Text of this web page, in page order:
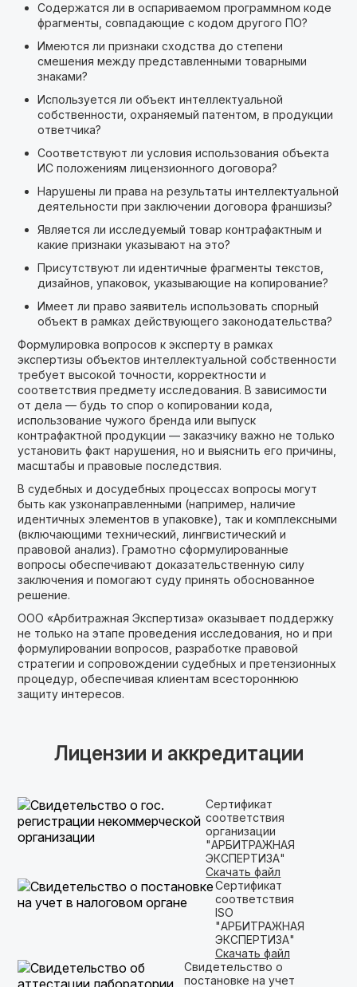
Содержатся ли в оспариваемом программном коде
фрагменты, совпадающие с кодом другого ПО?
Имеются ли признаки сходства до степени
смешения между представленными товарными
знаками?
Используется ли объект интеллектуальной
собственности, охраняемый патентом, в продукции
ответчика?
Соответствуют ли условия использования объекта
ИС положениям лицензионного договора?
Нарушены ли права на результаты интеллектуальной
деятельности при заключении договора франшизы?
Является ли исследуемый товар контрафактным и
какие признаки указывают на это?
Присутствуют ли идентичные фрагменты текстов,
дизайнов, упаковок, указывающие на копирование?
Имеет ли право заявитель использовать спорный
объект в рамках действующего законодательства?
Формулировка вопросов к эксперту в рамках
экспертизы объектов интеллектуальной собственности
требует высокой точности, корректности и
соответствия предмету исследования. В зависимости
от дела — будь то спор о копировании кода,
использование чужого бренда или выпуск
контрафактной продукции — заказчику важно не только
установить факт нарушения, но и выяснить его причины,
масштабы и правовые последствия.
В судебных и досудебных процессах вопросы могут
быть как узконаправленными (например, наличие
идентичных элементов в упаковке), так и комплексными
(включающими технический, лингвистический и
правовой анализ). Грамотно сформулированные
вопросы обеспечивают доказательственную силу
заключения и помогают суду принять обоснованное
решение.
ООО «Арбитражная Экспертиза» оказывает поддержку
не только на этапе проведения исследования, но и при
формулировании вопросов, разработке правовой
стратегии и сопровождении судебных и претензионных
процедур, обеспечивая клиентам всестороннюю
защиту интересов.
Лицензии и аккредитации
Сертификат
соответствия
организации
"АРБИТРАЖНАЯ
ЭКСПЕРТИЗА"
Скачать файл
Сертификат
соответствия
ISO
"АРБИТРАЖНАЯ
ЭКСПЕРТИЗА"
Скачать файл
Свидетельство о
постановке на учет